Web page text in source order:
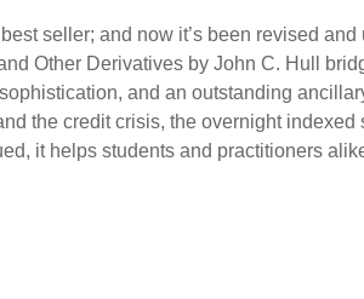
seller; and now it’s been revised
Other Derivatives by John C. Hull
and an outstanding
the credit crisis, the overnight
it helps students and practitioners